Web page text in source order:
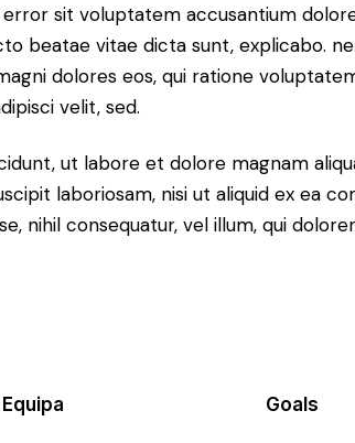
sit voluptatem accusantium
beatae vitae dicta sunt, explicabo.
dolores eos, qui ratione
velit, sed.
ut labore et dolore magnam
laboriosam, nisi ut aliquid ex ea
nihil consequatur, vel illum, qui
Equipa Goals